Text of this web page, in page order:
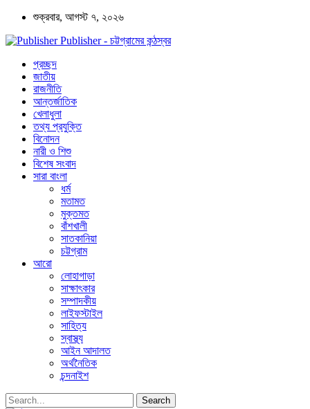
শুক্রবার, আগস্ট ৭, ২০২৬
Publisher - চট্টগ্রামের কন্ঠস্বর
প্রচ্ছদ
জাতীয়
রাজনীতি
আন্তর্জাতিক
খেলাধুলা
তথ্য প্রযুক্তি
বিনোদন
নারী ও শিশু
বিশেষ সংবাদ
সারা বাংলা
ধর্ম
মতামত
মুক্তমত
বাঁশখালী
সাতকানিয়া
চট্টগ্রাম
আরো
লোহাগাড়া
সাক্ষাৎকার
সম্পাদকীয়
লাইফস্টাইল
সাহিত্য
স্বাস্থ্য
আইন আদালত
অর্থনৈতিক
চন্দনাইশ